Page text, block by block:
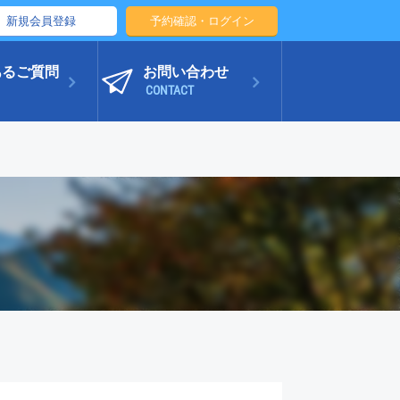
新規会員登録 予約確認・ログイン
ご質問 お問い合わせ
CONTACT